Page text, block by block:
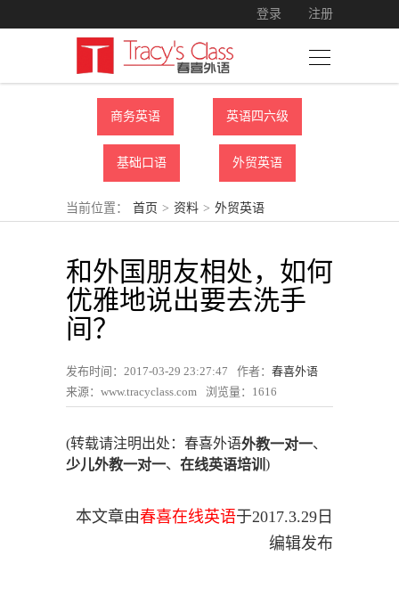
登录 注册
商务英语 英语四六级
基础口语 外贸英语
当前位置： 首页 > 资料 > 外贸英语
和外国朋友相处，如何
优雅地说出要去洗手
间？
发布时间：2017-03-29 23:27:47 作者： 春喜外语
来源：www.tracyclass.com
浏览量： 1616
(转载请注明出处：春喜外语外教一对一、
少儿外教一对一、 在线英语培训 )
本文章由春喜在线英语于2017.3.29 日
编辑发布